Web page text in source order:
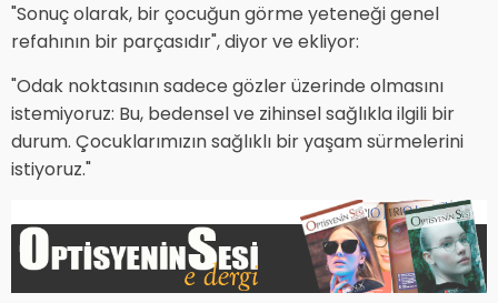
"Sonuç olarak, bir çocuğun görme yeteneği genel
refahının bir parçasıdır", diyor ve ekliyor:
"Odak noktasının sadece gözler üzerinde olmasını
istemiyoruz: Bu, bedensel ve zihinsel sağlıkla ilgili bir
durum. Çocuklarımızın sağlıklı bir yaşam sürmelerini
istiyoruz."